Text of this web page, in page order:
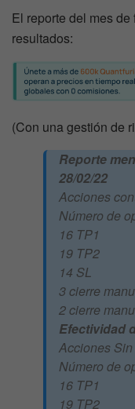
El reporte del mes
resultados:
(Con una gestión de
Reporte
28/02/22
Acciones
Número de
16 TP1
19 TP2
14 SL
3 cierre
2 cierre
Efectividad
Acciones
Número de
16 TP1
19 TP2